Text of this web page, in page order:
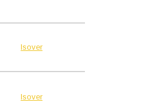
Isover
Isover